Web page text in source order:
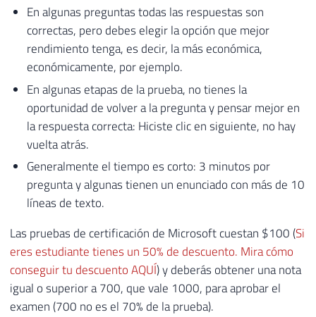
En algunas preguntas todas las respuestas son
correctas, pero debes elegir la opción que mejor
rendimiento tenga, es decir, la más económica,
económicamente, por ejemplo.
En algunas etapas de la prueba, no tienes la
oportunidad de volver a la pregunta y pensar mejor en
la respuesta correcta: Hiciste clic en siguiente, no hay
vuelta atrás.
Generalmente el tiempo es corto: 3 minutos por
pregunta y algunas tienen un enunciado con más de 10
líneas de texto.
Las pruebas de certificación de Microsoft cuestan $100 (Si
eres estudiante tienes un 50% de descuento. Mira cómo
conseguir tu descuento AQUÍ) y deberás obtener una nota
igual o superior a 700, que vale 1000, para aprobar el
examen (700 no es el 70% de la prueba).